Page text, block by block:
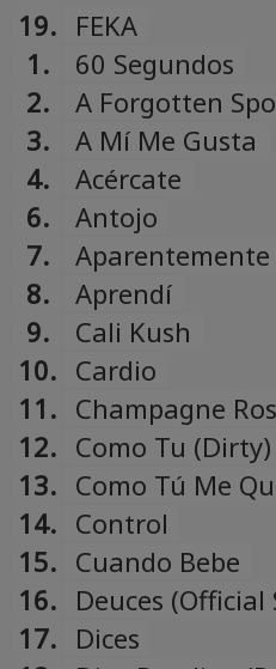
Türk
Turkish
Ukrainian
19. FEKA
1.
60 Segundos
2.
A Forgotten
"Hamildrops"
3.
A Mí Me Gusta
4.
Acércate
6.
Antojo
7.
Aparentemente
8.
Aprendí
9.
Cali Kush
10. Cardio
11. Champagne
12. Como Tu (Dirty)
13. Como Tú Me
14. Control
15. Cuando Bebe
16. Deuces
17. Dices